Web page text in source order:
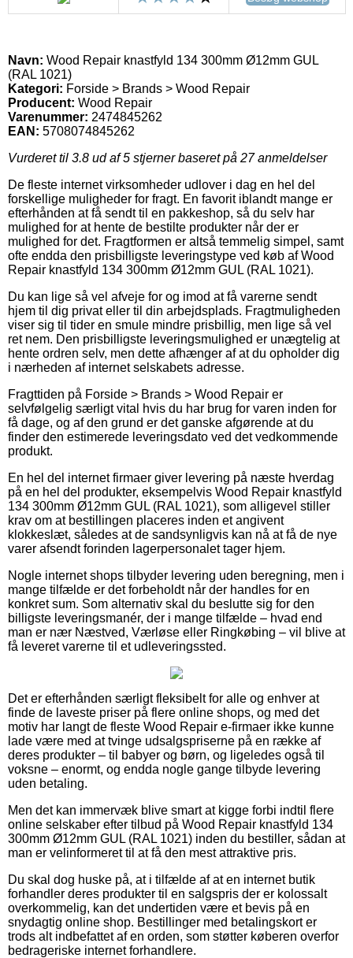
Navn: Wood Repair knastfyld 134 300mm Ø12mm GUL
(RAL 1021)
Kategori: Forside > Brands > Wood Repair
Producent: Wood Repair
Varenummer: 2474845262
EAN: 5708074845262
Vurderet til 3.8 ud af 5 stjerner baseret på 27anmeldelser
De fleste internet virksomheder udlover i dag en hel del
forskellige muligheder for fragt. En favorit iblandt mange er
efterhånden at få sendt til en pakkeshop, så du selv har
mulighed for at hente de bestilte produkter når der er
mulighed for det. Fragtformen er altså temmelig simpel, samt
ofte endda den prisbilligste leveringstype ved køb af Wood
Repair knastfyld 134 300mm Ø12mm GUL (RAL 1021).
Du kan lige så vel afveje for og imod at få varerne sendt
hjem til dig privat eller til din arbejdsplads. Fragtmuligheden
viser sig til tider en smule mindre prisbillig, men lige så vel
ret nem. Den prisbilligste leveringsmulighed er unægtelig at
hente ordren selv, men dette afhænger af at du opholder dig
i nærheden af internet selskabets adresse.
Fragttiden på Forside > Brands > Wood Repair er
selvfølgelig særligt vital hvis du har brug for varen inden for
få dage, og af den grund er det ganske afgørende at du
finder den estimerede leveringsdato ved det vedkommende
produkt.
En hel del internet firmaer giver levering på næste hverdag
på en hel del produkter, eksempelvis Wood Repair knastfyld
134 300mm Ø12mm GUL (RAL 1021), som alligevel stiller
krav om at bestillingen placeres inden et angivent
klokkeslæt, således at de sandsynligvis kan nå at få de nye
varer afsendt forinden lagerpersonalet tager hjem.
Nogle internet shops tilbyder levering uden beregning, men i
mange tilfælde er det forbeholdt når der handles for en
konkret sum. Som alternativ skal du beslutte sig for den
billigste leveringsmanér, der i mange tilfælde – hvad end
man er nær Næstved, Værløse eller Ringkøbing – vil blive at
få leveret varerne til et udleveringssted.
Det er efterhånden særligt fleksibelt for alle og enhver at
finde de laveste priser på flere online shops, og med det
motiv har langt de fleste Wood Repair e-firmaer ikke kunne
lade være med at tvinge udsalgspriserne på en række af
deres produkter – til babyer og børn, og ligeledes også til
voksne – enormt, og endda nogle gange tilbyde levering
uden betaling.
Men det kan immervæk blive smart at kigge forbi indtil flere
online selskaber efter tilbud på Wood Repair knastfyld 134
300mm Ø12mm GUL (RAL 1021) inden du bestiller, sådan at
man er velinformeret til at få den mest attraktive pris.
Du skal dog huske på, at i tilfælde af at en internet butik
forhandler deres produkter til en salgspris der er kolossalt
overkommelig, kan det undertiden være et bevis på en
snydagtig online shop. Bestillinger med betalingskort er
trods alt indbefattet af en orden, som støtter køberen overfor
bedrageriske internet forhandlere.